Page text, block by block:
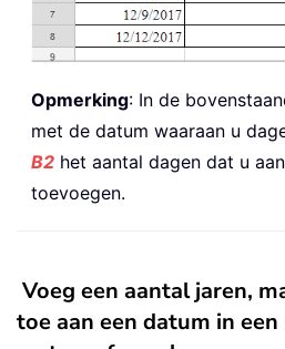
Opmerking: In de
met de datum waaraan u
B2 het aantal dagen dat u
toevoegen.
Voeg een aantal jaren,
toe aan een datum in